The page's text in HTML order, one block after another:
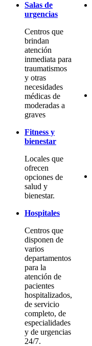
Salas de
urgencias
Centros que
brindan
atención
inmediata para
traumatismos
y otras
necesidades
médicas de
moderadas a
graves
Fitness y
bienestar
Locales que
ofrecen
opciones de
salud y
bienestar.
Hospitales
Centros que
disponen de
varios
departamentos
para la
atención de
pacientes
hospitalizados,
de servicio
completo, de
especialidades
y de urgencias
24/7.